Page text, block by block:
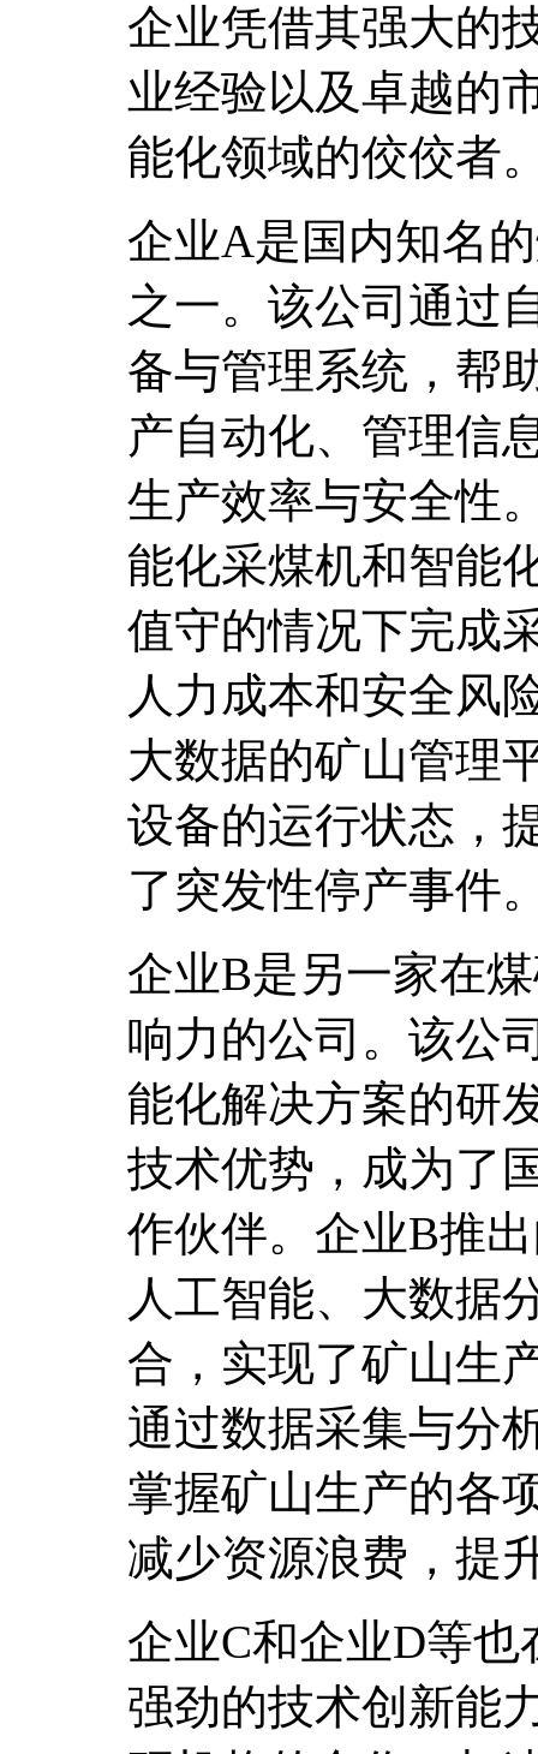
企业凭借其强大的
业经验以及卓越的
能化领域的佼佼者
企业A是国内知名
之一。该公司通过
备与管理系统，帮
产自动化、管理信
生产效率与安全性
能化采煤机和智能
值守的情况下完成
人力成本和安全风
大数据的矿山管理
设备的运行状态，
了突发性停产事件
企业B是另一家在
响力的公司。该公
能化解决方案的研
技术优势，成为了
作伙伴。企业B推
人工智能、大数据
合，实现了矿山生
通过数据采集与分
掌握矿山生产的各
减少资源浪费，提
企业C和企业D等
强劲的技术创新能